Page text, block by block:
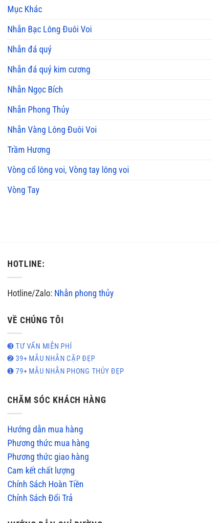
Mục Khác
Nhẫn Bạc Lông Đuôi Voi
Nhẫn đá quý
Nhẫn đá quý kim cương
Nhẫn Ngọc Bích
Nhẫn Phong Thủy
Nhẫn Vàng Lông Đuôi Voi
Trầm Hương
Vòng cổ lông voi, Vòng tay lông voi
Vòng Tay
HOTLINE:
Hotline/Zalo: Nhẫn phong thủy
VỀ CHÚNG TÔI
➌ TƯ VẤN MIỄN PHÍ
➋ 39+ MẪU NHẪN CẶP ĐẸP
➊ 79+ MẪU NHẪN PHONG THỦY ĐẸP
CHĂM SÓC KHÁCH HÀNG
Hướng dẫn mua hàng
Phương thức mua hàng
Phương thức giao hàng
Cam kết chất lượng
Chính Sách Hoàn Tiền
Chính Sách Đổi Trả